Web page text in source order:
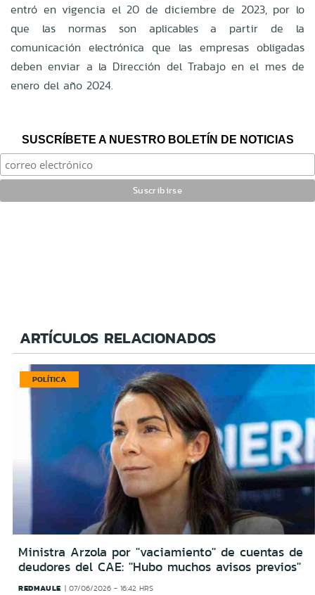
entró en vigencia el 20 de diciembre de 2023, por lo
que las normas son aplicables a partir de la
comunicación electrónica que las empresas obligadas
deben enviar a la Dirección del Trabajo en el mes de
enero del año 2024.
SUSCRÍBETE A NUESTRO BOLETÍN DE NOTICIAS
ARTÍCULOS RELACIONADOS
POLÍTICA
Ministra Arzola por ''vaciamiento'' de cuentas de
deudores del CAE: ''Hubo muchos avisos previos''
REDMAULE 07/06/2026 - 16:42 HRS